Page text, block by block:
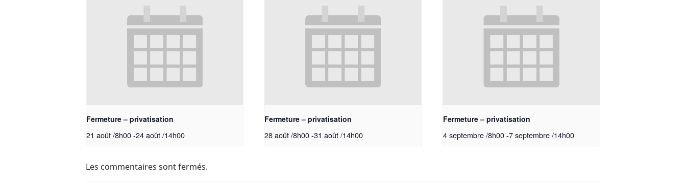
Fermeture – privatisation
21 août /8h00-24 août /14h00
Fermeture – privatisation
28 août /8h00 -31 août /14h00
Fermeture – privatisation
4 septembre /8h00-7 septembre /14h00
Les commentaires sont fermés.